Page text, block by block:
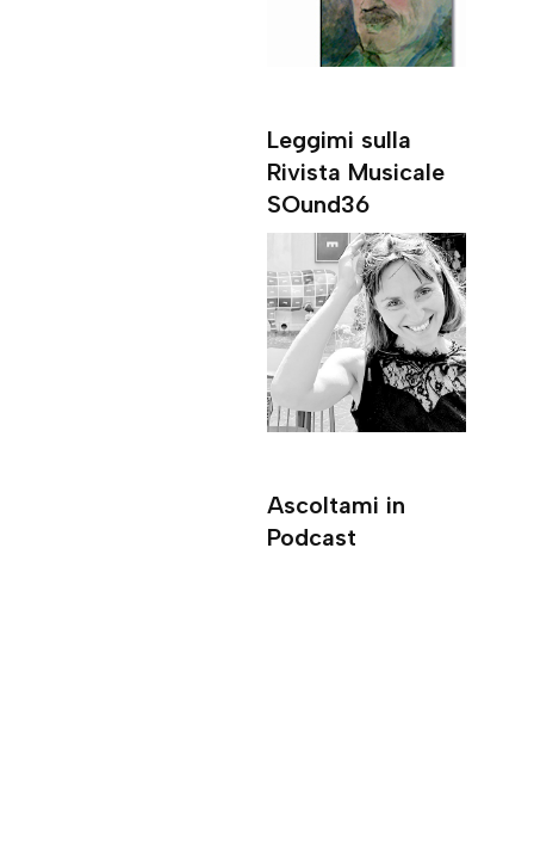
Leggimi sulla
Rivista Musicale
SOund36
Ascoltami in
Podcast